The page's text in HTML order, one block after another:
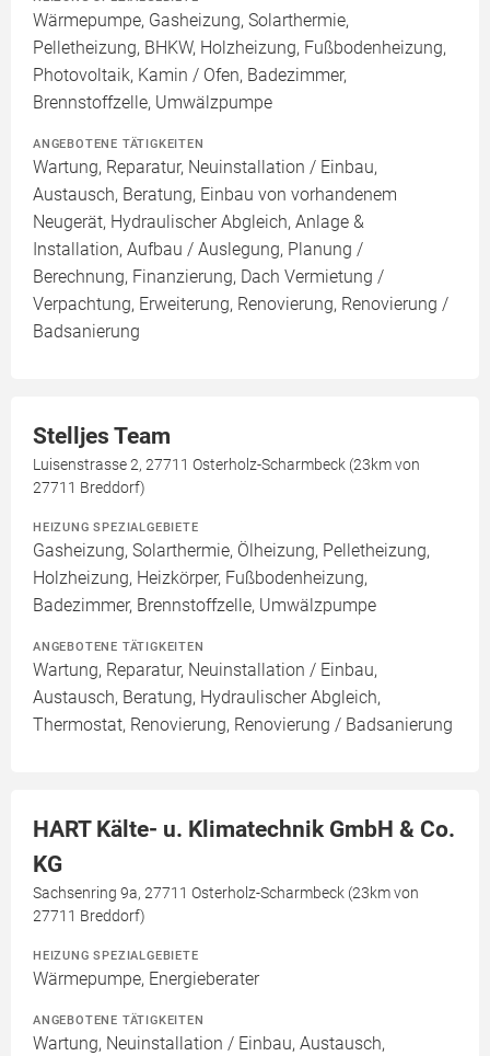
Wärmepumpe, Gasheizung, Solarthermie,
Pelletheizung, BHKW, Holzheizung, Fußbodenheizung,
Photovoltaik, Kamin / Ofen, Badezimmer,
Brennstoffzelle, Umwälzpumpe
ANGEBOTENE TÄTIGKEITEN
Wartung, Reparatur, Neuinstallation / Einbau,
Austausch, Beratung, Einbau von vorhandenem
Neugerät, Hydraulischer Abgleich, Anlage &
Installation, Aufbau / Auslegung, Planung /
Berechnung, Finanzierung, Dach Vermietung /
Verpachtung, Erweiterung, Renovierung, Renovierung /
Badsanierung
Stelljes Team
Luisenstrasse 2, 27711 Osterholz-Scharmbeck (23km von
27711 Breddorf)
HEIZUNG SPEZIALGEBIETE
Gasheizung, Solarthermie, Ölheizung, Pelletheizung,
Holzheizung, Heizkörper, Fußbodenheizung,
Badezimmer, Brennstoffzelle, Umwälzpumpe
ANGEBOTENE TÄTIGKEITEN
Wartung, Reparatur, Neuinstallation / Einbau,
Austausch, Beratung, Hydraulischer Abgleich,
Thermostat, Renovierung, Renovierung / Badsanierung
HART Kälte- u. Klimatechnik GmbH & Co.
KG
Sachsenring 9a, 27711 Osterholz-Scharmbeck (23km von
27711 Breddorf)
HEIZUNG SPEZIALGEBIETE
Wärmepumpe, Energieberater
ANGEBOTENE TÄTIGKEITEN
Wartung, Neuinstallation / Einbau, Austausch,